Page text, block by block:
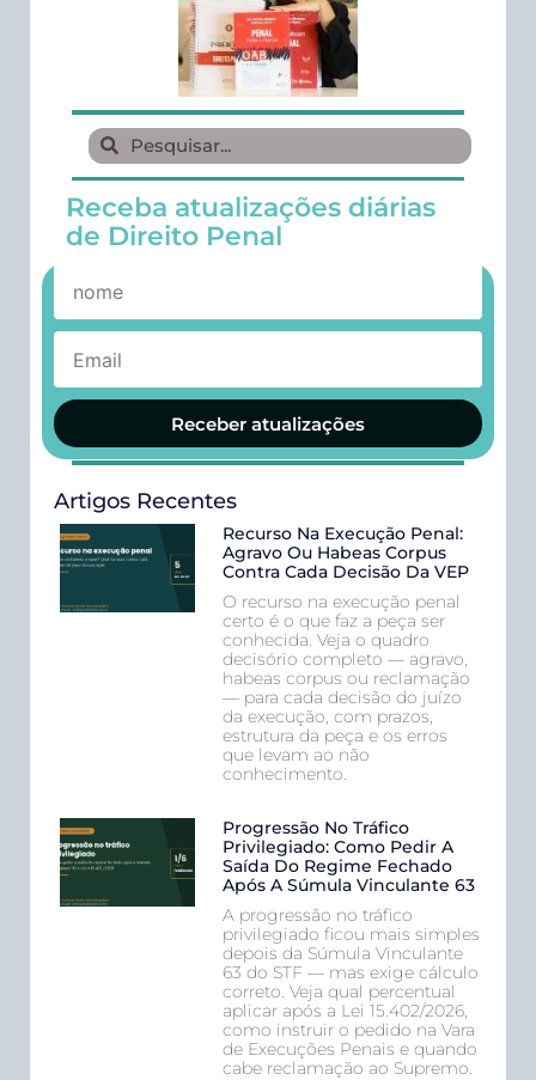
Receba atualizações diárias
de Direito Penal
Receber atualizações
Artigos Recentes
Recurso Na Execução Penal:
Agravo Ou Habeas Corpus
Contra Cada Decisão Da VEP
O recurso na execução penal
certo é o que faz a peça ser
conhecida. Veja o quadro
decisório completo — agravo,
habeas corpus ou reclamação
— para cada decisão do juízo
da execução, com prazos,
estrutura da peça e os erros
que levam ao não
conhecimento.
Progressão No Tráfico
Privilegiado: Como Pedir A
Saída Do Regime Fechado
Após A Súmula Vinculante 63
A progressão no tráfico
privilegiado ficou mais simples
depois da Súmula Vinculante
63 do STF — mas exige cálculo
correto. Veja qual percentual
aplicar após a Lei 15.402/2026,
como instruir o pedido na Vara
de Execuções Penais e quando
cabe reclamação ao Supremo.